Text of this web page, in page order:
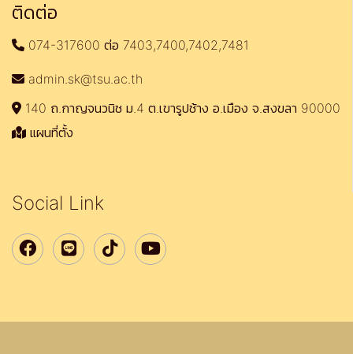
ติดต่อ
074-317600 ต่อ 7403,7400,7402,7481
admin.sk@tsu.ac.th
140 ถ.กาญจนวนิช ม.4 ต.เขารูปช้าง อ.เมือง จ.สงขลา 90000
แผนที่ตั้ง
Social Link